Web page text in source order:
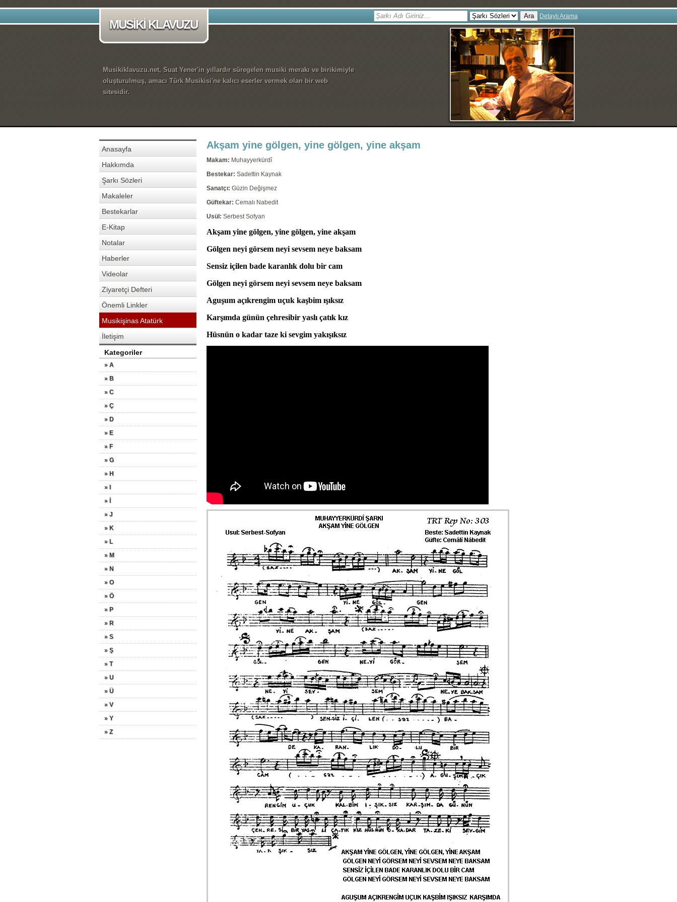
MUSİKİ KLAVUZU
Ara Detaylı Arama
Musikiklavuzu.net, Suat Yener'in yıllardır süregelen musiki merakı ve birikimiyle
oluşturulmuş, amacı Türk Musikisi'ne kalıcı eserler vermek olan bir web
sitesidir.
Anasayfa
Hakkımda
Şarkı Sözleri
Makaleler
Bestekarlar
E-Kitap
Notalar
Haberler
Videolar
Ziyaretçi Defteri
Önemli Linkler
Musikişinas Atatürk
İletişim
Kategoriler
» A
» B
» C
» Ç
» D
» E
» F
» G
» H
» I
» İ
» J
» K
» L
» M
» N
» O
» Ö
» P
» R
» S
» Ş
» T
» U
» Ü
» V
» Y
» Z
Akşam yine gölgen, yine gölgen, yine akşam
Makam: Muhayyerkürdî
Bestekar: Sadettin Kaynak
Sanatçı: Güzin Değişmez
Güftekar: Cemalı Nabedit
Usül: Serbest Sofyan
Akşam yine gölgen, yine gölgen, yine akşam
Gölgen neyi görsem neyi sevsem neye baksam
Sensiz içilen bade karanlık dolu bir cam
Gölgen neyi görsem neyi sevsem neye baksam
Aguşum açıkrengim uçuk kaşbim ışıksız
Karşımda günün çehresibir yaslı çatık kız
Hüsnün o kadar taze ki sevgim yakışıksız